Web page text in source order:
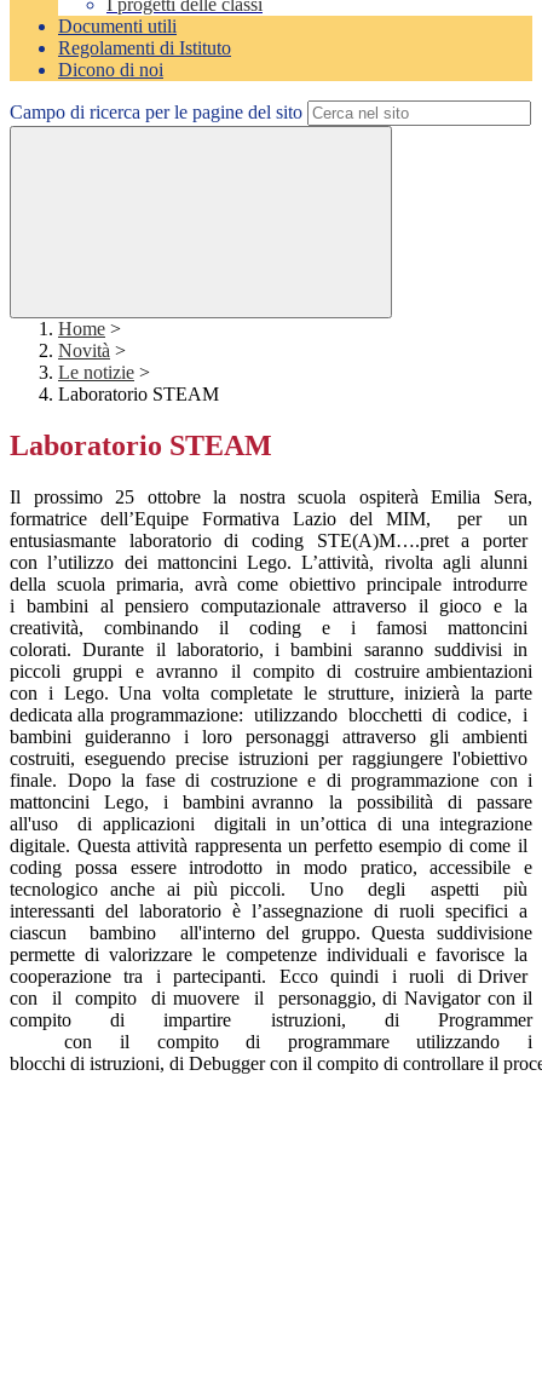
I progetti delle classi
Documenti utili
Regolamenti di Istituto
Dicono di noi
Campo di ricerca per le pagine del sito
Home >
Novità >
Le notizie >
Laboratorio STEAM
Laboratorio STEAM
Il prossimo 25 ottobre la nostra scuola ospiterà Emilia Sera,
formatrice dell’Equipe Formativa Lazio del MIM, per un
entusiasmante laboratorio di coding STE(A)M….pret a porter
con l’utilizzo dei mattoncini Lego. L’attività, rivolta agli alunni
della scuola primaria, avrà come obiettivo principale introdurre
i bambini al pensiero computazionale attraverso il gioco e la
creatività, combinando il coding e i famosi mattoncini
colorati.Durante il laboratorio, i bambini saranno suddivisi in
piccoli gruppi e avranno il compito di costruire ambientazioni
con i Lego. Una volta completate le strutture, inizierà la parte
dedicata alla programmazione: utilizzando blocchetti di codice, i
bambini guideranno i loro personaggi attraverso gli ambienti
costruiti, eseguendo precise istruzioni per raggiungere l'obiettivo
finale. Dopo la fase di costruzione e di programmazione con i
mattoncini Lego, i bambini avranno la possibilità di passare
all'uso di applicazioni digitali in un’ottica di una integrazione
digitale. Questa attività rappresenta un perfetto esempio di come il
coding possa essere introdotto in modo pratico, accessibile e
tecnologico anche ai più piccoli. Uno degli aspetti più
interessanti del laboratorio è l’assegnazione di ruoli specifici a
ciascun bambino all'interno del gruppo.Questa suddivisione
permette di valorizzare le competenze individuali e favorisce la
cooperazione tra i partecipanti. Ecco quindi i ruoli diDriver
con il compito di muovere il personaggio, di Navigator con il
compito di impartire istruzioni, di Programmer
con il compito di programmare utilizzando i
blocchi di istruzioni, di Debuggercon il compito di controllare il